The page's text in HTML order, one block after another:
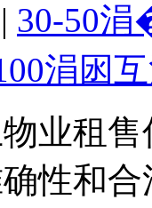
30-50
涓囦
物业租
性和